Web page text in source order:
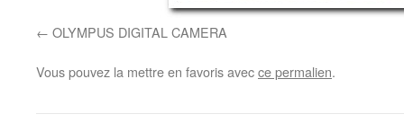
OLYMPUS DIGITAL CAMERA
Vous pouvez la mettre en favoris avecce permalien.